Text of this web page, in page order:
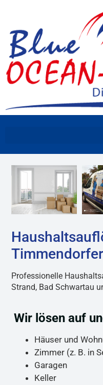
Professionelle
Strand, Bad Schwartau
Wir lösen auf
Häuser und
Zimmer (z. B. in
Garagen
Keller